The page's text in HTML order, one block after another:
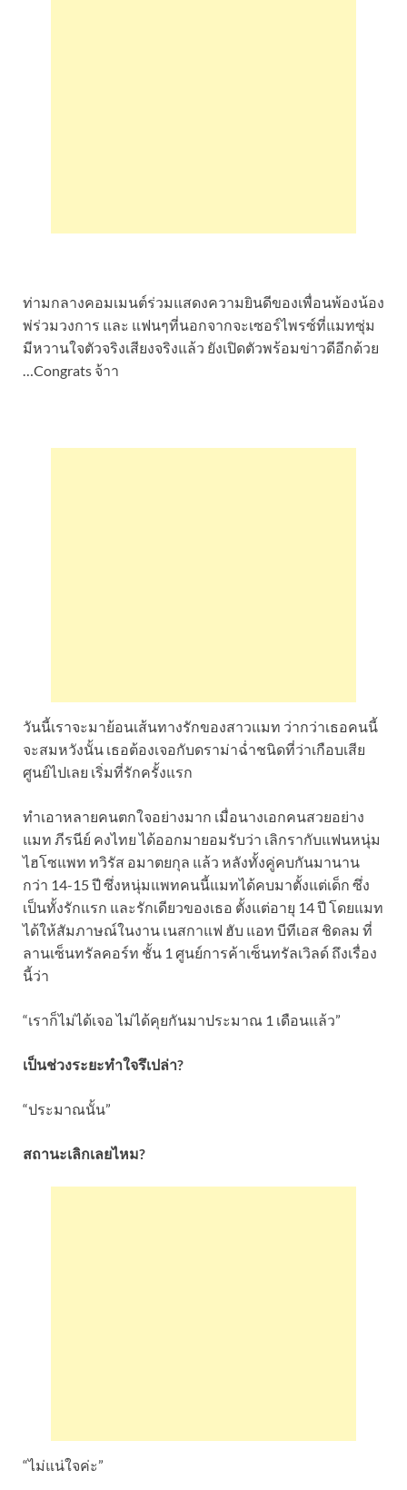
ท่ามกลางคอมเมนต์ร่วมแสดงความยินดีของเพื่อนพ้องน้อง
พ่ร่วมวงการ และ แฟนๆที่นอกจากจะเซอร์ไพรซ์ที่แมทซุ่ม
มีหวานใจตัวจริงเสียงจริงแล้ว ยังเปิดตัวพร้อมข่าวดีอีกด้วย
…Congrats จ้าา
วันนี้เราจะมาย้อนเส้นทางรักของสาวแมท ว่ากว่าเธอคนนี้
จะสมหวังนั้น เธอต้องเจอกับดราม่าฉ่ำชนิดที่ว่าเกือบเสีย
ศูนย์ไปเลย เริ่มที่รักครั้งแรก
ทำเอาหลายคนตกใจอย่างมาก เมื่อนางเอกคนสวยอย่าง
แมท ภีรนีย์ คงไทย ได้ออกมายอมรับว่า เลิกรากับแฟนหนุ่ม
ไฮโซแพท ทวิรัส อมาตยกุล แล้ว หลังทั้งคู่คบกันมานาน
กว่า 14-15 ปี ซึ่งหนุ่มแพทคนนี้แมทได้คบมาตั้งแต่เด็ก ซึ่ง
เป็นทั้งรักแรก และรักเดียวของเธอ ตั้งแต่อายุ 14 ปี โดยแมท
ได้ให้สัมภาษณ์ในงาน เนสกาแฟ ฮับ แอท บีทีเอส ชิดลม ที่
ลานเซ็นทรัลคอร์ท ชั้น 1 ศูนย์การค้าเซ็นทรัลเวิลด์ ถึงเรื่อง
นี้ว่า
“เราก็ไม่ได้เจอ ไม่ได้คุยกันมาประมาณ 1 เดือนแล้ว”
เป็นช่วงระยะทำใจรึเปล่า?
“ประมาณนั้น”
สถานะเลิกเลยไหม?
“ไม่แน่ใจค่ะ”